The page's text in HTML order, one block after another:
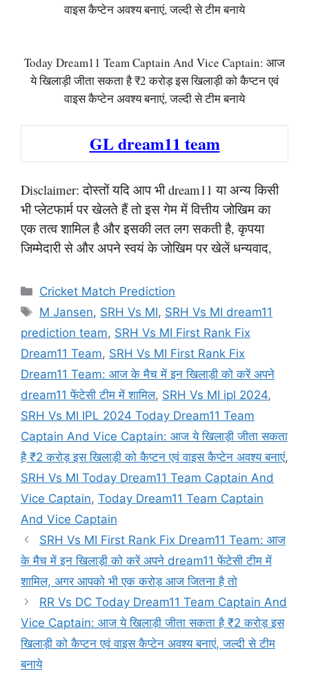
वाइस कैप्टेन अवश्य बनाएं, जल्दी से टीम बनाये
Today Dream11 Team Captain And Vice Captain: आज
ये खिलाड़ी जीता सकता है ₹2 करोड़ इस खिलाड़ी को कैप्टन एवं
वाइस कैप्टेन अवश्य बनाएं, जल्दी से टीम बनाये
GL dream11 team
Disclaimer: दोस्तों यदि आप भी dream11 या अन्य किसी
भी प्लेटफार्म पर खेलते हैं तो इस गेम में वित्तीय जोखिम का
एक तत्व शामिल है और इसकी लत लग सकती है, कृपया
जिम्मेदारी से और अपने स्वयं के जोखिम पर खेलें धन्यवाद,
Categories
Cricket Match Prediction
Tags
M Jansen, SRH Vs MI, SRH Vs MI dream11
prediction team, SRH Vs MI First Rank Fix
Dream11 Team, SRH Vs MI First Rank Fix
Dream11 Team: आज के मैच में इन खिलाड़ी को करें अपने
dream11 फेंटेसी टीम में शामिल, SRH Vs MI ipl 2024,
SRH Vs MI IPL 2024 Today Dream11 Team
Captain And Vice Captain: आज ये खिलाड़ी जीता सकता
है ₹2 करोड़ इस खिलाड़ी को कैप्टन एवं वाइस कैप्टेन अवश्य बनाएं,
SRH Vs MI Today Dream11 Team Captain And
Vice Captain, Today Dream11 Team Captain
And Vice Captain
SRH Vs MI First Rank Fix Dream11 Team: आज
के मैच में इन खिलाड़ी को करें अपने dream11 फेंटेसी टीम में
शामिल, अगर आपको भी एक करोड़ आज जितना है तो
RR Vs DC Today Dream11 Team Captain And
Vice Captain: आज ये खिलाड़ी जीता सकता है ₹2 करोड़ इस
खिलाड़ी को कैप्टन एवं वाइस कैप्टेन अवश्य बनाएं, जल्दी से टीम
बनाये